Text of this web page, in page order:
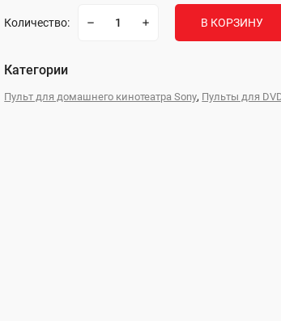
Количество: В КОРЗИНУ
Категории
Пульт для домашнего кинотеатра Sony, Пульты для